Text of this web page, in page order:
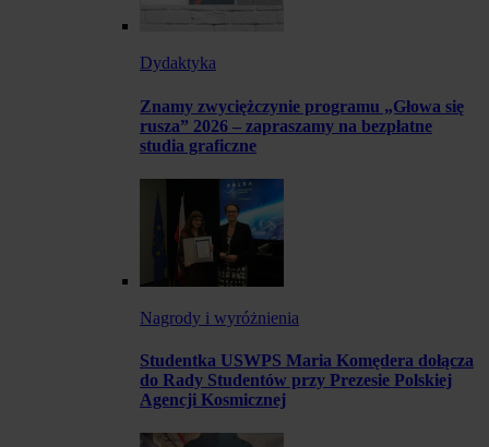
Dydaktyka
Znamy zwyciężczynie programu „Głowa się
rusza” 2026 – zapraszamy na bezpłatne
studia graficzne
Nagrody i wyróżnienia
Studentka USWPS Maria Komędera dołącza
do Rady Studentów przy Prezesie Polskiej
Agencji Kosmicznej